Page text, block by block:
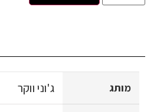
מותג ג'וני ווקר